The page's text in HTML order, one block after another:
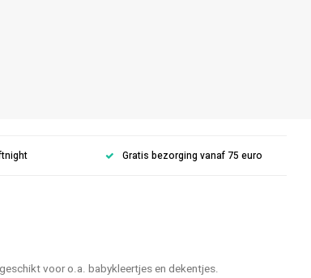
Gratis bezorging vanaf 75 euro
voor o.a. babykleertjes en dekentjes.